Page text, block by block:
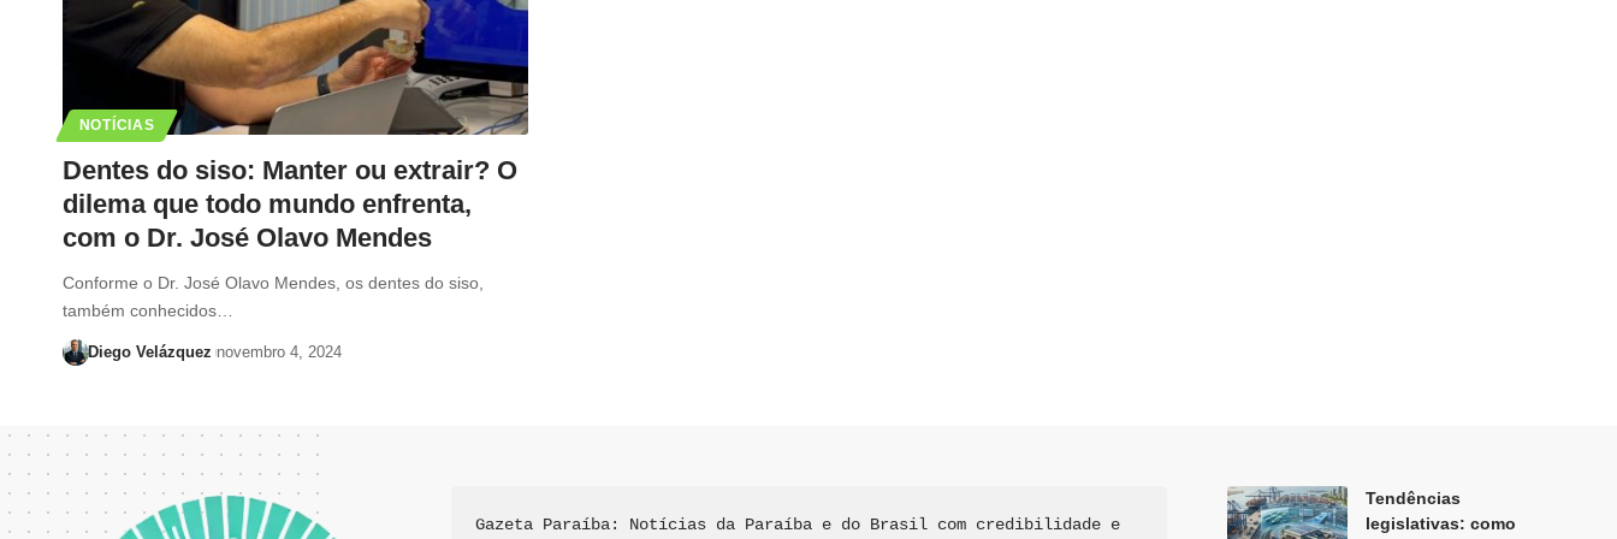
NOTÍCIAS
Dentes do siso: Manter ou extrair? O
dilema que todo mundo enfrenta,
com o Dr. José Olavo Mendes
Conforme o Dr. José Olavo Mendes, os dentes do siso,
também conhecidos…
Diego Velázquez novembro 4, 2024
Gazeta Paraíba: Notícias da Paraíba e do Brasil com credibilidade e
Tendências
legislativas: como